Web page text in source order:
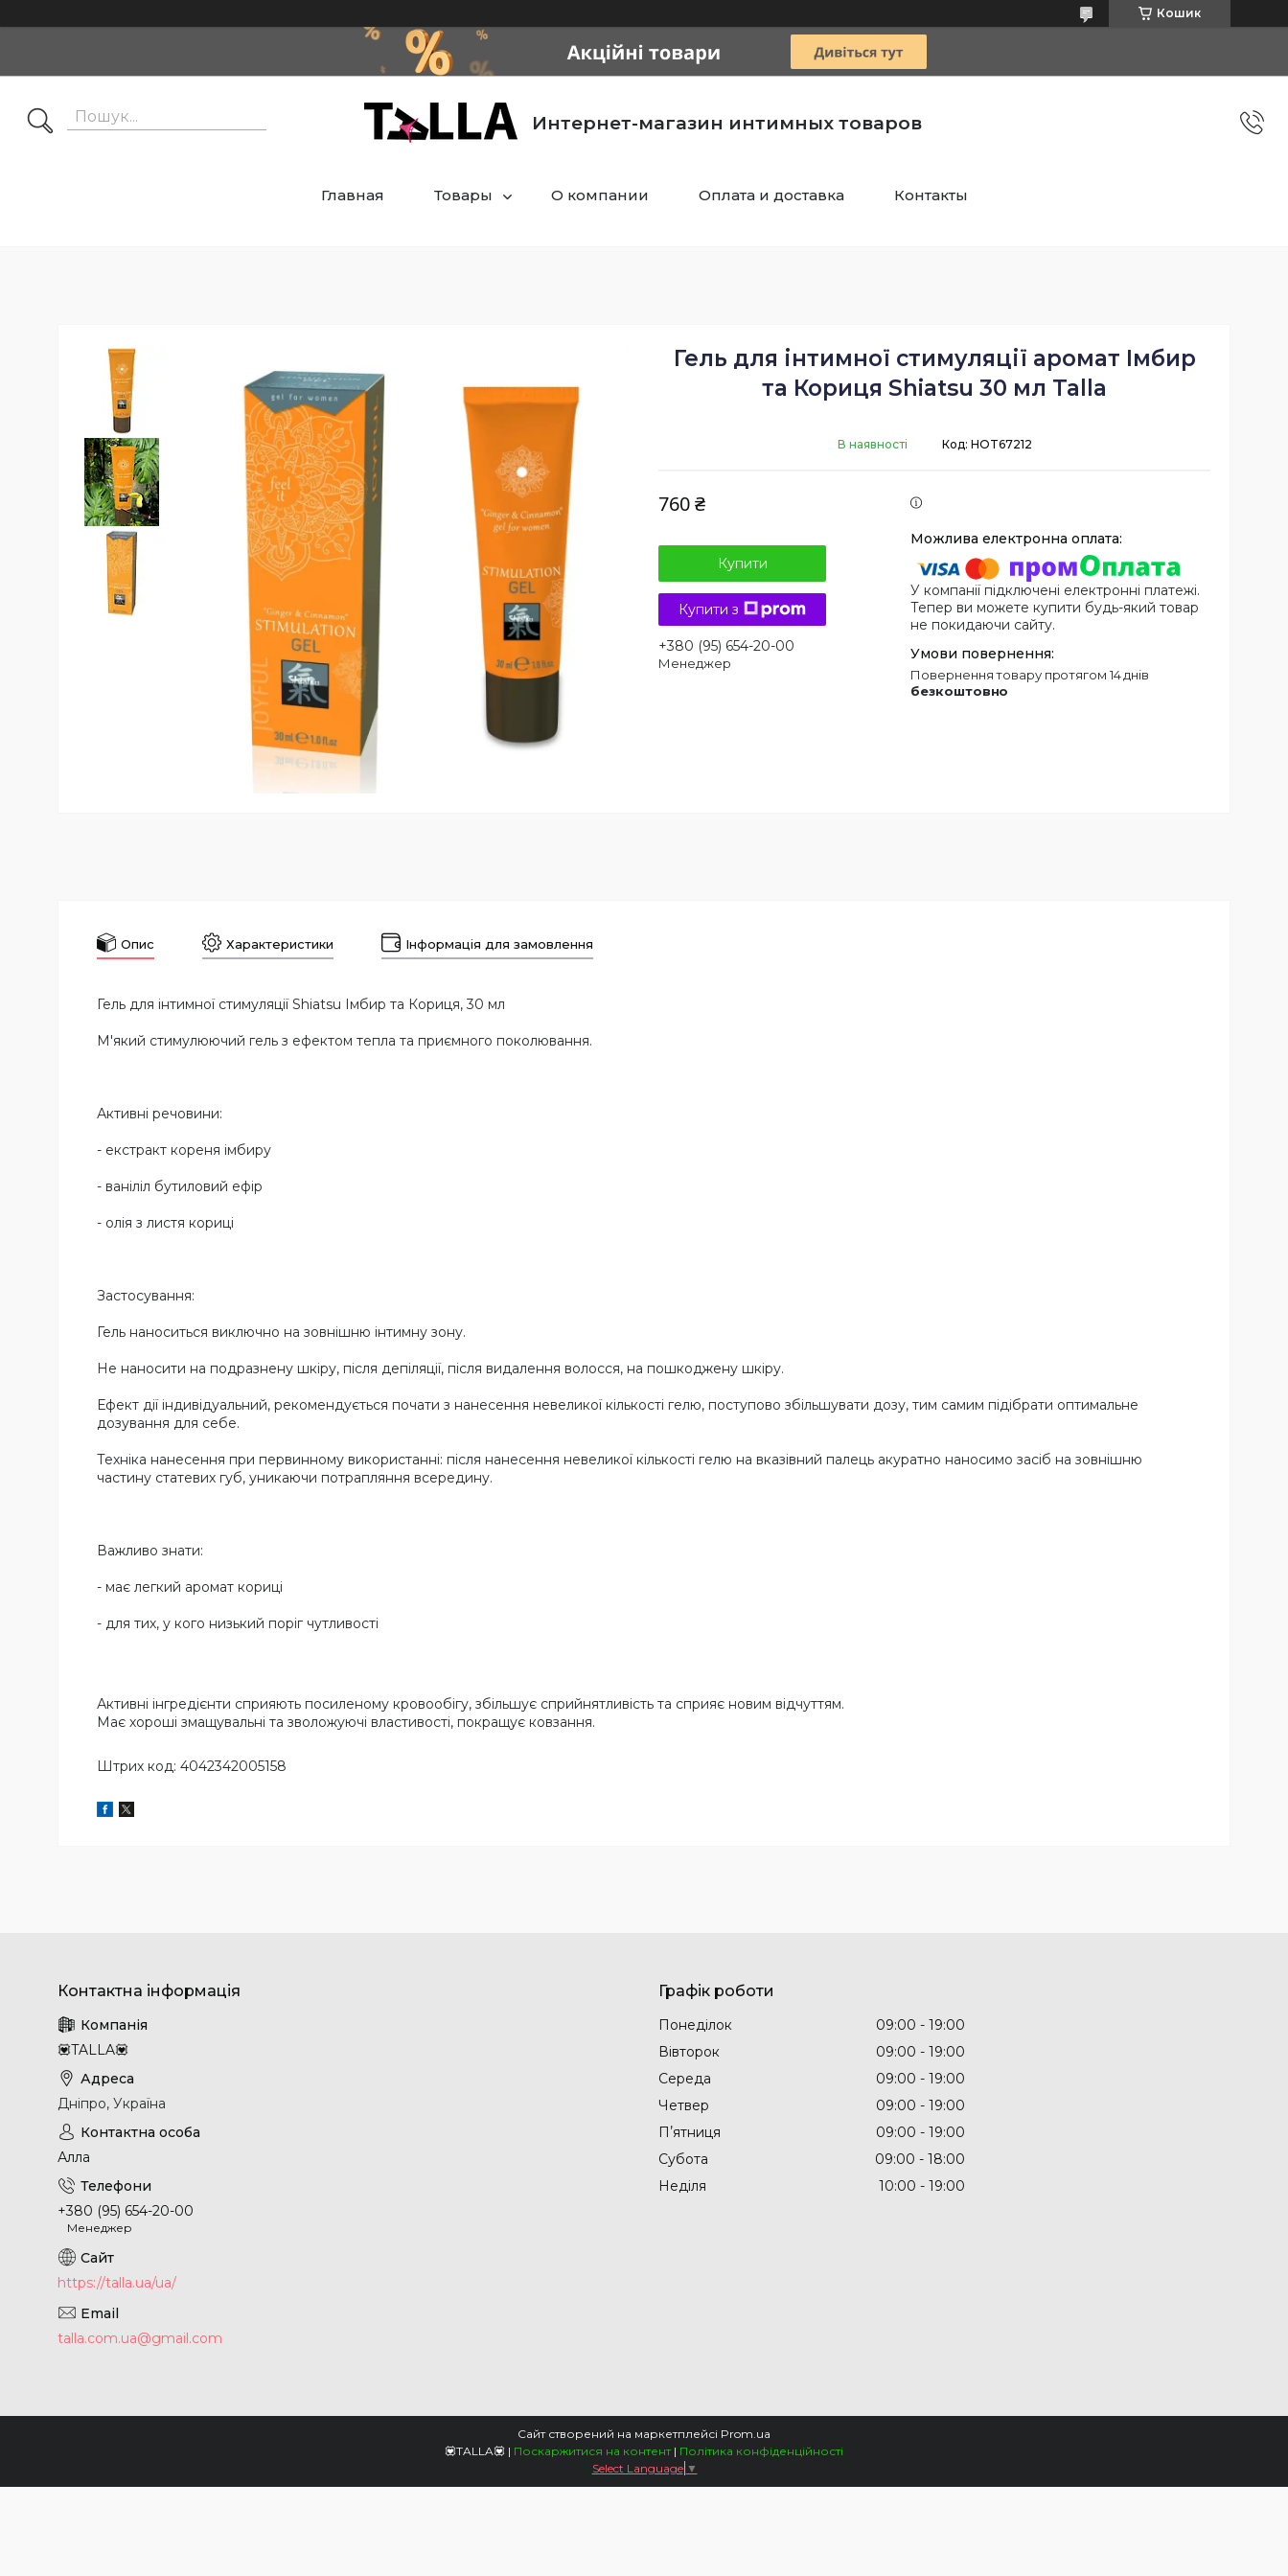
Кошик
Интернет-магазин интимных товаров
Главная Товары О компании Оплата и доставка Контакты
Гель для інтимної стимуляції аромат Імбир
та Кориця Shiatsu 30 мл Talla
В наявності Код: HOT67212
760 ₴
Купити
Купити з
+380 (95) 654-20-00
Менеджер
У компанії підключені електронні платежі.
Тепер ви можете купити будь-який товар
не покидаючи сайту.
повернення товару протягом 14 днів
безкоштовно
Опис Характеристики Інформація для замовлення
Гель для інтимної стимуляції Shiatsu Імбир та Кориця, 30 мл
М'який стимулюючий гель з ефектом тепла та приємного поколювання.
Активні речовини:
- екстракт кореня імбиру
- ваніліл бутиловий ефір
- олія з листя кориці
Застосування:
Гель наноситься виключно на зовнішню інтимну зону.
Не наносити на подразнену шкіру, після депіляції, після видалення волосся, на пошкоджену шкіру.
Ефект дії індивідуальний, рекомендується почати з нанесення невеликої кількості гелю, поступово збільшувати дозу, тим самим підібрати оптимальне
дозування для себе.
Техніка нанесення при первинному використанні: після нанесення невеликої кількості гелю на вказівний палець акуратно наносимо засіб на зовнішню
частину статевих губ, уникаючи потрапляння всередину.
Важливо знати:
- має легкий аромат кориці
- для тих, у кого низький поріг чутливості
Активні інгредієнти сприяють посиленому кровообігу, збільшує сприйнятливість та сприяє новим відчуттям.
Має хороші змащувальні та зволожуючі властивості, покращує ковзання.
Штрих код: 4042342005158
💟TALLA💟
Дніпро, Україна
Алла
+380 (95) 654-20-00
Менеджер
https://talla.ua/ua/
talla.com.ua@gmail.com
Графік роботи
Понеділок 09:00
19:00
Вівторок
09:00
19:00
Середа
09:00
19:00
Четвер
09:00
19:00
Пʼятниця
09:00
19:00
Субота
09:00
18:00
Неділя
10:00 19:00
Сайт створений на маркетплейсі Prom.ua
💟TALLA💟 | Поскаржитися на контент | Політика конфіденційності
Select Language ▼